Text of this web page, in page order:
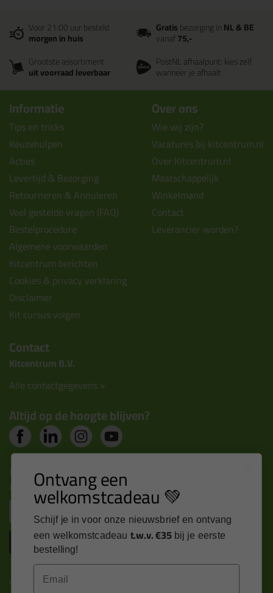
Voor 21:00 uur besteld
morgen in huis
Gratisbezorging inNL & BE
vanaf75,-
Grootste assortiment
uit voorraad leverbaar
PostNL afhaalpunt: kies zelf
wanneer je afhaalt
Informatie
Tips en tricks
Keuzehulpen
Acties
Levertijd & Bezorging
Retourneren & Annuleren
Veel gestelde vragen (FAQ)
Bestelprocedure
Algemene voorwaarden
Kitcentrum berichten
Cookies & privacy verklaring
Disclaimer
Kit cursus volgen
Over ons
Wie wij zijn?
Vacatures bij kitcentrum.nl
Over Kitcentrum.nl
Maatschappelijk
Winkelmand
Contact
Leverancier worden?
Contact
Kitcentrum B.V.
Alle contactgegevens >
Altijd op de hoogte blijven?
Nieuws, tips en exclusieve deals rechtstreeks in je
inbox
Inschrijven
Kitcentrum is trots op:
Ontvang een
welkomstcadeau 💚
Schijf je in voor onze nieuwsbrief en ontvang
een welkomstcadeau t.w.v. €35 bij je eerste
bestelling!
Email